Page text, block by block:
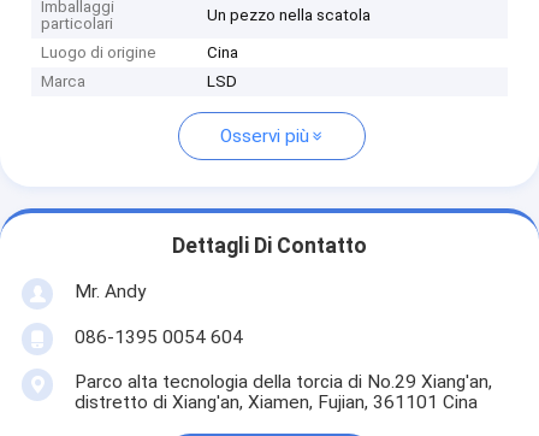
Imballaggi
particolari
Un pezzo nella scatola
Luogo di origine
Cina
Marca
LSD
Osservi più
Dettagli Di Contatto
Mr. Andy
086-1395 0054 604
Parco alta tecnologia della torcia di No.29 Xiang'an,
distretto di Xiang'an, Xiamen, Fujian, 361101 Cina